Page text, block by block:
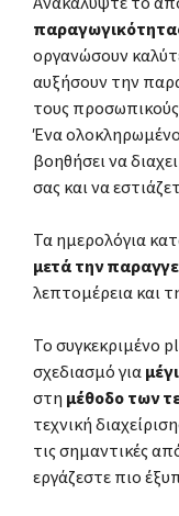
οργανώσουν
αυξήσουν την
τους
Ένα ολοκληρωμένο
βοηθήσει να
σας και να
Τα ημερολόγια
μετά την
λεπτομέρεια και
Το συγκεκριμένο
σχεδιασμό για
στη μέθοδο των
τεχνική
τις σημαντικές
εργάζεστε πιο